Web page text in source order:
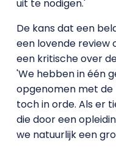
uit te nodigen.'
De kans dat een
een lovende review
een kritische over
'We hebben in één
opgenomen met de
toch in orde. Als er
die door een
we natuurlijk een